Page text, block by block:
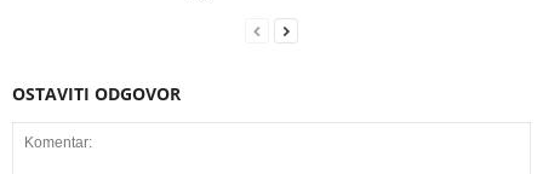
OSTAVITI ODGOVOR